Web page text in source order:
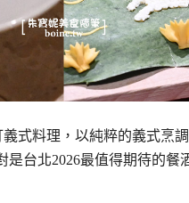
式料理，以純粹的義式烹
台北2026最值得期待的餐